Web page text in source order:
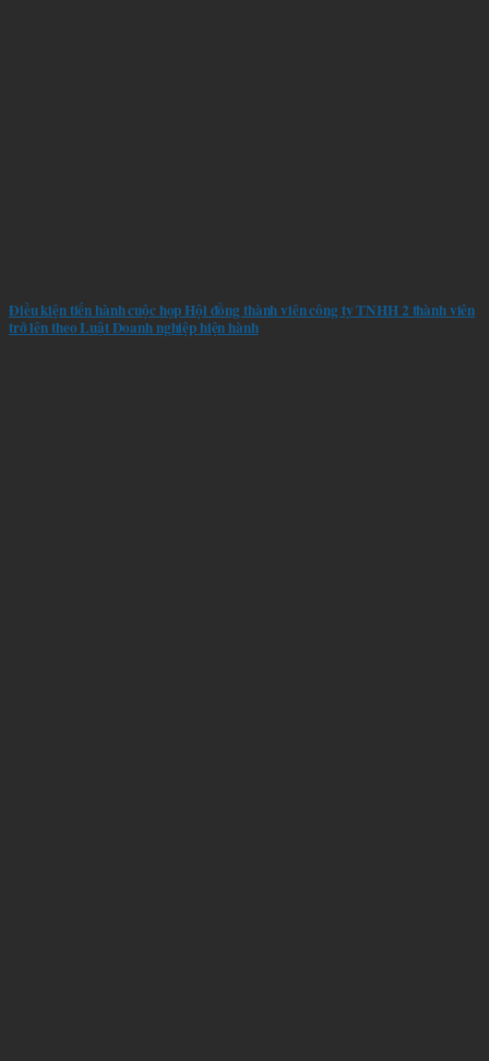
Điều kiện tiến hành cuộc họp Hội đồng thành viên công ty TNHH 2 thành viên
trở lên theo Luật Doanh nghiệp hiện hành